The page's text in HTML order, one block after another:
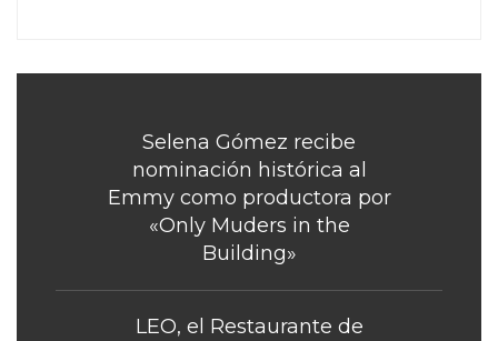
Selena Gómez recibe
nominación histórica al
Emmy como productora por
«Only Muders in the
Building»
LEO, el Restaurante de